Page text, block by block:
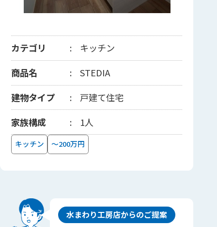
カテゴリ
キッチン
商品名
STEDIA
建物タイプ
戸建て住宅
家族構成
1人
キッチン ～200万円
水まわり工房店からのご提案